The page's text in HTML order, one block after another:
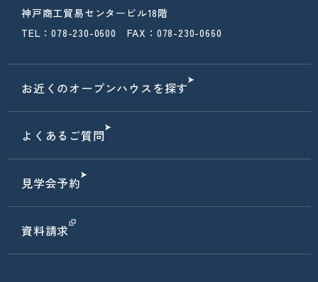
神戸商工貿易センタービル18階
TEL：078-230-0600 FAX：078-230-0660
お近くのオープンハウスを探す
よくあるご質問
見学会予約
資料請求